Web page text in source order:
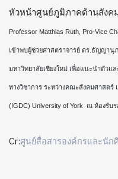
หัวหน้าศูนย์ภูมิภาคด้านสังค
Professor Matthias Ruth, Pro-Vice
เข้าพบผู้ช่วยศาสตราจารย์ ดร.ธัญญา
มหาวิทยาลัยเชียงใหม่ เพื่อแนะนำตัวแ
ทางวิชาการ ระหว่างคณะสังคมศาสตร์
(IGDC) University of York ณ ห้องรับ
Cr:ศูนย์สื่อสารองค์กรและนัก